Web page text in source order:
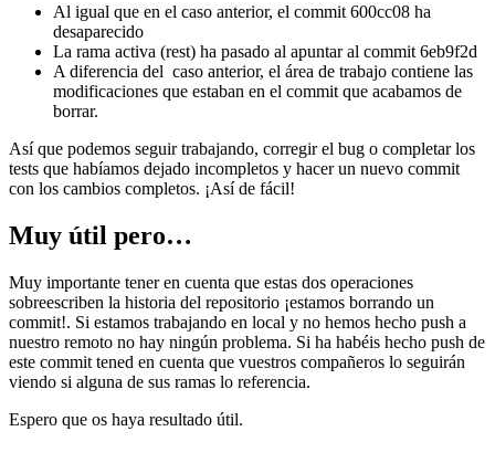
Al igual que en el caso anterior, el commit 600cc08 ha
desaparecido
La rama activa (rest) ha pasado al apuntar al commit 6eb9f2d
A diferencia del caso anterior, el área de trabajo contiene las
modificaciones que estaban en el commit que acabamos de
borrar.
Así que podemos seguir trabajando, corregir el bug o completar los
tests que habíamos dejado incompletos y hacer un nuevo commit
con los cambios completos. ¡Así de fácil!
Muy útil pero…
Muy importante tener en cuenta que estas dos operaciones
sobreescriben la historia del repositorio ¡estamos borrando un
commit!. Si estamos trabajando en local y no hemos hecho push a
nuestro remoto no hay ningún problema. Si ha habéis hecho push de
este commit tened en cuenta que vuestros compañeros lo seguirán
viendo si alguna de sus ramas lo referencia.
Espero que os haya resultado útil.